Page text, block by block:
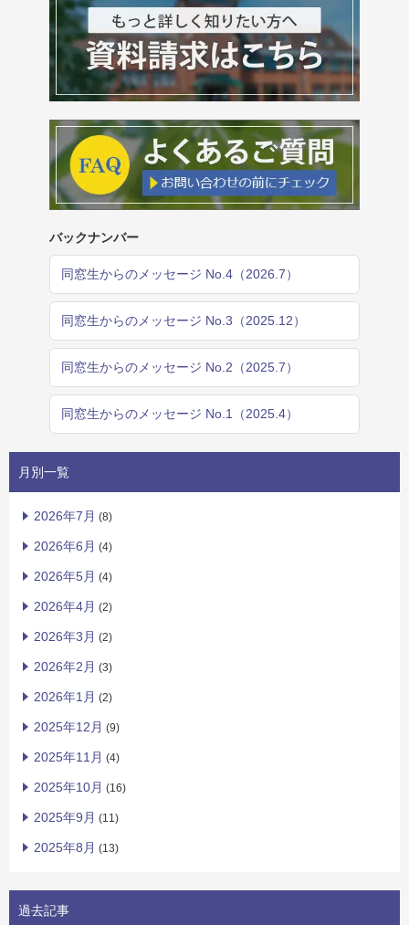
バックナンバー
同窓生からのメッセージ No.4（2026.7）
同窓生からのメッセージ No.3（2025.12）
同窓生からのメッセージ No.2（2025.7）
同窓生からのメッセージ No.1（2025.4）
月別一覧
2026年7月 (8)
2026年6月 (4)
2026年5月 (4)
2026年4月 (2)
2026年3月 (2)
2026年2月 (3)
2026年1月 (2)
2025年12月 (9)
2025年11月 (4)
2025年10月 (16)
2025年9月 (11)
2025年8月 (13)
過去記事